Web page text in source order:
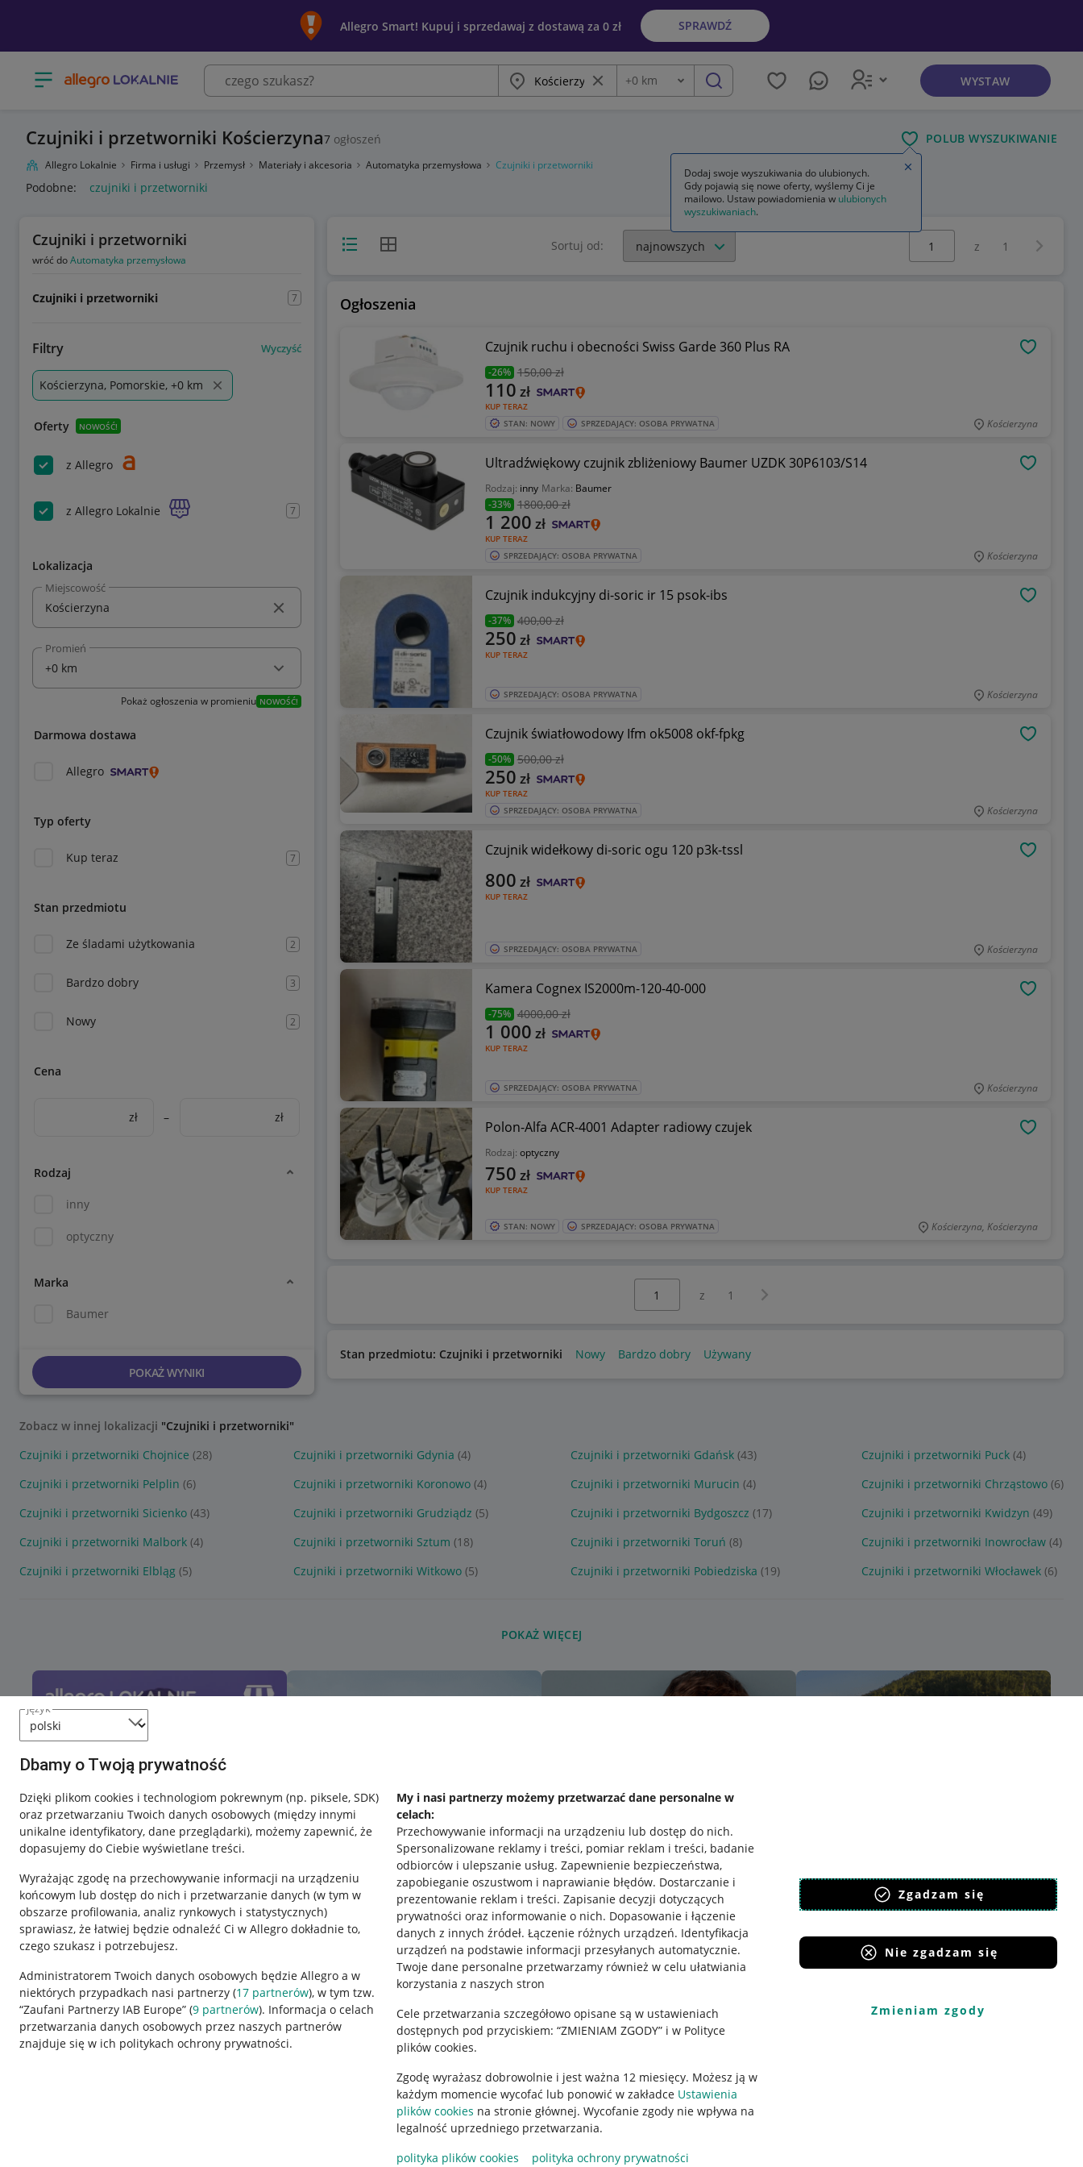
język
Dbamy o Twoją prywatność
Dzięki plikom cookies i technologiom pokrewnym (np. piksele, SDK)
oraz przetwarzaniu Twoich danych osobowych (między innymi
unikalne identyfikatory, dane przeglądarki), możemy zapewnić, że
dopasujemy do Ciebie wyświetlane treści.
Wyrażając zgodę na przechowywanie informacji na urządzeniu
końcowym lub dostęp do nich i przetwarzanie danych (w tym w
obszarze profilowania, analiz rynkowych i statystycznych)
sprawiasz, że łatwiej będzie odnaleźć Ci w Allegro dokładnie to,
czego szukasz i potrzebujesz.
Administratorem Twoich danych osobowych będzie Allegro a w
niektórych przypadkach nasi partnerzy (17 partnerów), w tym tzw.
“Zaufani Partnerzy IAB Europe” (9 partnerów). Informacja o celach
przetwarzania danych osobowych przez naszych partnerów
znajduje się w ich politykach ochrony prywatności.
My i nasi partnerzy możemy przetwarzać dane personalne w
celach:
Przechowywanie informacji na urządzeniu lub dostęp do nich.
Spersonalizowane reklamy i treści, pomiar reklam i treści, badanie
odbiorców i ulepszanie usług. Zapewnienie bezpieczeństwa,
zapobieganie oszustwom i naprawianie błędów. Dostarczanie i
prezentowanie reklam i treści. Zapisanie decyzji dotyczących
prywatności oraz informowanie o nich. Dopasowanie i łączenie
danych z innych źródeł. Łączenie różnych urządzeń. Identyfikacja
urządzeń na podstawie informacji przesyłanych automatycznie.
Twoje dane personalne przetwarzamy również w celu ułatwiania
korzystania z naszych stron
Cele przetwarzania szczegółowo opisane są w ustawieniach
dostępnych pod przyciskiem: “ZMIENIAM ZGODY” i w Polityce
plików cookies.
Zgodę wyrażasz dobrowolnie i jest ważna 12 miesięcy. Możesz ją w
każdym momencie wycofać lub ponowić w zakładce Ustawienia
plików cookies na stronie głównej. Wycofanie zgody nie wpływa na
legalność uprzedniego przetwarzania.
polityka plików cookies
polityka ochrony prywatności
Zgadzam się
Nie zgadzam się
Zmieniam zgody
Allegro Smart! Kupuj i sprzedawaj z dostawą za 0 zł SPRAWDŹ
Otwórz menu z kategoriami Miasto Wyczyść frazę
Odległość
+0 km szukaj WYSTAW
Czujniki i przetworniki Kościerzyna7 ogłoszeń POLUB WYSZUKIWANIE
Allegro Lokalnie Firma i usługi Przemysł Materiały i akcesoria Automatyka przemysłowa Czujniki i przetworniki
Podobne: czujniki i przetworniki
Czujniki i przetworniki
wróć doAutomatyka przemysłowa
Czujniki i przetworniki 7
Filtry Wyczyść
Kościerzyna, Pomorskie, +0 km
Oferty NOWOŚĆ!
z Allegro
z Allegro Lokalnie 7
Lokalizacja
Miejscowość
Promień
Pokaż ogłoszenia w promieniu NOWOŚĆ!
Darmowa dostawa
Allegro
Typ oferty
Kup teraz 7
Stan przedmiotu
Ze śladami użytkowania 2
Bardzo dobry 3
Nowy 2
Cena
zł – zł
Rodzaj
inny
optyczny
Marka
Baumer
POKAŻ WYNIKI
Widok listyWidok siatki Sortuj od:
Wybierz stronę:
z 1
Ogłoszenia
Czujnik ruchu i obecności Swiss Garde 360 Plus RA
-26% 150,00 zł
KUP TERAZ
110 zł
STAN: NOWY SPRZEDAJĄCY: OSOBA PRYWATNA Kościerzyna
Ultradźwiękowy czujnik zbliżeniowy Baumer UZDK 30P6103/S14
Rodzaj: inny Marka: Baumer
-33% 1800,00 zł
KUP TERAZ
1 200 zł
SPRZEDAJĄCY: OSOBA PRYWATNA Kościerzyna
Czujnik indukcyjny di-soric ir 15 psok-ibs
-37% 400,00 zł
KUP TERAZ
250 zł
SPRZEDAJĄCY: OSOBA PRYWATNA Kościerzyna
Czujnik światłowodowy Ifm ok5008 okf-fpkg
-50% 500,00 zł
KUP TERAZ
250 zł
SPRZEDAJĄCY: OSOBA PRYWATNA Kościerzyna
Czujnik widełkowy di-soric ogu 120 p3k-tssl
KUP TERAZ
800 zł
SPRZEDAJĄCY: OSOBA PRYWATNA Kościerzyna
Kamera Cognex IS2000m-120-40-000
-75% 4000,00 zł
KUP TERAZ
1 000 zł
SPRZEDAJĄCY: OSOBA PRYWATNA Kościerzyna
Polon-Alfa ACR-4001 Adapter radiowy czujek
Rodzaj: optyczny
KUP TERAZ
750 zł
STAN: NOWY SPRZEDAJĄCY: OSOBA PRYWATNA Kościerzyna, Kościerzyna
z 1 Następna strona
Stan przedmiotu: Czujniki i przetworniki Nowy Bardzo dobry Używany
Zobacz w innej lokalizacji "Czujniki i przetworniki"
Czujniki i przetworniki Chojnice (28) Czujniki i przetworniki Gdynia (4) Czujniki i przetworniki Gdańsk (43) Czujniki i przetworniki Puck (4)
Czujniki i przetworniki Pelplin (6) Czujniki i przetworniki Koronowo (4) Czujniki i przetworniki Murucin (4) Czujniki i przetworniki Chrząstowo (6)
Czujniki i przetworniki Sicienko (43) Czujniki i przetworniki Grudziądz (5) Czujniki i przetworniki Bydgoszcz (17) Czujniki i przetworniki Kwidzyn (49)
Czujniki i przetworniki Malbork (4) Czujniki i przetworniki Sztum (18) Czujniki i przetworniki Toruń (8) Czujniki i przetworniki Inowrocław (4)
Czujniki i przetworniki Elbląg (5) Czujniki i przetworniki Witkowo (5) Czujniki i przetworniki Pobiedziska (19) Czujniki i przetworniki Włocławek (6)
POKAŻ WIĘCEJ
Przydatne informacje
Jak to działa
Napisz do nas
Allegro Gadane dla sprzedających
Regulamin
Polityka plików "cookies"
Ustawienia plików "cookies"
Udostępnianie lokalizacji
Informacje dla Aktu o Usługach Cyfrowych
Pobierz aplikację
Dodaj swoje wyszukiwania do ulubionych.
Gdy pojawią się nowe oferty, wyślemy Ci je
mailowo. Ustaw powiadomienia w ulubionych
wyszukiwaniach.
Zamknij wskazówkę